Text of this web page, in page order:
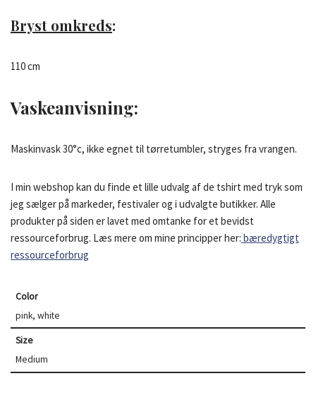
Bryst omkreds:
110 cm
Vaskeanvisning:
Maskinvask 30°c, ikke egnet til tørretumbler, stryges fra vrangen.
I min webshop kan du finde et lille udvalg af de tshirt med tryk som
jeg sælger på markeder, festivaler og i udvalgte butikker. Alle
produkter på siden er lavet med omtanke for et bevidst
ressourceforbrug. Læs mere om mine principper her: bæredygtigt
ressourceforbrug
Color
pink, white
Size
Medium